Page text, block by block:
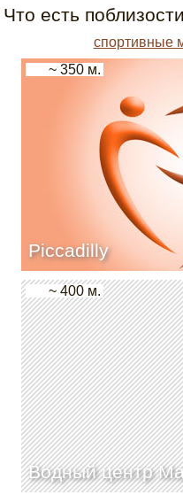
Что есть
спортивные
Piccadilly
~ 350 м.
Водный центр
~ 400 м.